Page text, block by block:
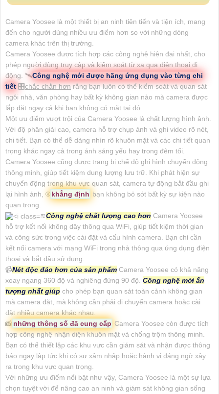
Camera Yoosee là một thiết bị an ninh tiên tiến và tiện ích, mang
đến cho người dùng nhiều ưu điểm hơn so với những dòng
camera khác trên thị trường.
Camera Yoosee được tích hợp các công nghệ hiện đại nhất, cho
phép người dùng truy cập và kiểm soát từ xa qua điện thoại di
động. 🛰Công nghệ mới được hãng ứng dụng vào từng chi
tiết 🎛chắc chắn hơnrằng bạn luôn có thể kiểm soát và quan sát
ngôi nhà, văn phòng hay bất kỳ không gian nào mà camera được
lắp đặt ngay cả khi bạn không có mặt tại đó.
Một ưu điểm vượt trội của Camera Yoosee là chất lượng hình ảnh.
Với độ phân giải cao, camera hỗ trợ chụp ảnh và ghi video rõ nét,
chi tiết. Bạn có thể dễ dàng nhìn rõ khuôn mặt và các chi tiết quan
trọng khác ngay cả trong ánh sáng yếu hay trong đêm tối.
Camera Yoosee cũng được trang bị chế độ ghi hình chuyển động
thông minh, giúp tiết kiệm dung lượng lưu trữ. Khi phát hiện sự
chuyển động trong khu vực quan sát, camera tự động bắt đầu ghi
lại hình ảnh, ®️khẳng định bạn không bỏ sót bất kỳ sự kiện nào
quan trọng.
≋Công nghệ chất lượng cao hơn Camera Yoosee
hỗ trợ kết nối không dây thông qua WiFi, giúp tiết kiệm thời gian
và công sức trong việc cài đặt và cấu hình camera. Bạn chỉ cần
kết nối camera với mạng WiFi trong nhà thông qua ứng dụng điện
thoại và bắt đầu sử dụng.
📹Nét độc đáo hơn của sản phẩm Camera Yoosee có khả năng
xoay ngang 360 độ và nghiêng đứng 90 độ. Công nghệ mới ấn
tượng nhất giúp cho phép bạn quan sát toàn cảnh không gian
mà camera đặt, mà không cần phải di chuyển camera hoặc cài
đặt nhiều camera khác nhau.
📸những thông số đã cung cấp Camera Yoosee còn được tích
hợp công nghệ nhận diện khuôn mặt và chống trộm thông minh.
Bạn có thể thiết lập các khu vực cần giám sát và nhận được thông
báo ngay lập tức khi có sự xâm nhập hoặc hành vi đáng ngờ xảy
ra trong khu vực quan trọng.
Với những ưu điểm nổi bật như vậy, Camera Yoosee là một sự lựa
chọn tuyệt vời để nâng cao an ninh và giám sát không gian sống